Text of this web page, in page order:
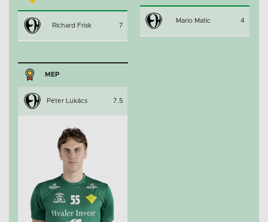
Richard Frisk 7
Mario Matic 4
MEP
Péter Lukács 7.5